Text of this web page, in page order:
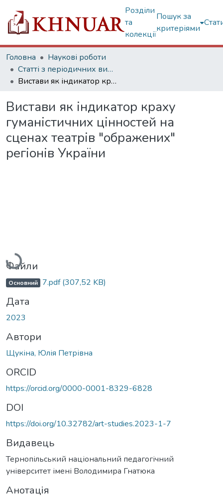
Розділи
та
колекції
Пошук за
критеріями
Головна
Наукові роботи
Статті з періодичних видань
Вистави як індикатор краху гуманістичних цінностей на сценах театрів "ображених" регіонів України
Вистави як індикатор краху
гуманістичних цінностей на
сценах театрів "ображених"
регіонів України
Вантажиться...
Файли
Основний 7.pdf(307,52 KB)
Дата
2023
Автори
Щукіна, Юлія Петрівна
ORCID
https://orcid.org/0000-0001-8329-6828
DOI
https://doi.org/10.32782/art-studies.2023-1-7
Видавець
Тернопільський національний педагогічний
університет імені Володимира Гнатюка
Анотація